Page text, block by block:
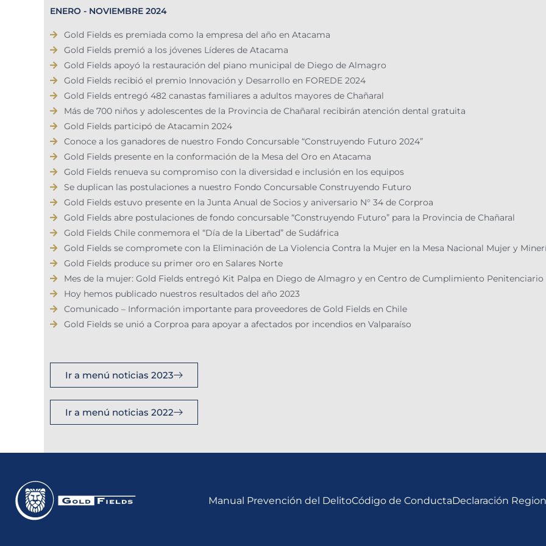
ENERO - NOVIEMBRE 2024
Gold Fields es premiada como la empresa del año en Atacama
Gold Fields premió a los jóvenes Líderes de Atacama
Gold Fields apoyó la restauración del piano municipal de Diego de Almagro
Gold Fields recibió el premio Innovación y Desarrollo en FOREDE 2024
Gold Fields entregó 482 canastas familiares a adultos mayores de Chañaral
Más de 700 niños y adolescentes de la Provincia de Chañaral recibirán atención dental gratuita
Gold Fields participó de Atacamin 2024
Conoce a los ganadores de nuestro Fondo Concursable “Construyendo Futuro 2024”
Gold Fields presente en la conformación de la Mesa del Oro en Atacama
Gold Fields renueva su compromiso con la diversidad e inclusión en los equipos
Se duplican las postulaciones a nuestro Fondo Concursable Construyendo Futuro
Gold Fields estuvo presente en la Junta Anual de Socios y aniversario N° 34 de Corproa
Gold Fields abre postulaciones de fondo concursable “Construyendo Futuro” para la Provincia de Chañaral
Gold Fields Chile conmemora el “Día de la Libertad” de Sudáfrica
Gold Fields se compromete con la Eliminación de La Violencia Contra la Mujer en la Mesa Nacional Mujer y
Gold Fields produce su primer oro en Salares Norte
Mes de la mujer: Gold Fields entregó Kit Palpa en Diego de Almagro y en Centro de Cumplimiento Penitenciario
Hoy hemos publicado nuestros resultados del año 2023​
Comunicado – Información importante para proveedores de Gold Fields en Chile
Gold Fields se unió a Corproa para apoyar a afectados por incendios en Valparaíso
Ir a menú noticias 2023
Ir a menú noticias 2022
Manual Prevención del DelitoCódigo de ConductaDeclaración